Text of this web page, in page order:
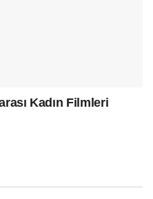
Kadın Filmleri